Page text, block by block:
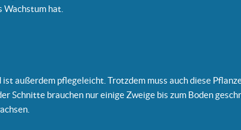
hat.
außerdem pflegeleicht. Trotzdem muss auch diese
Schnitte brauchen nur einige Zweige bis zum Boden